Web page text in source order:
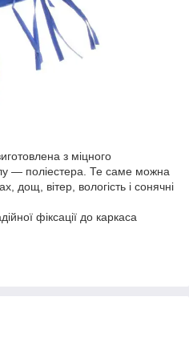
з міцного
— поліестера. Те саме можна
дощ, вітер, вологість і сонячні
фіксації до каркаса